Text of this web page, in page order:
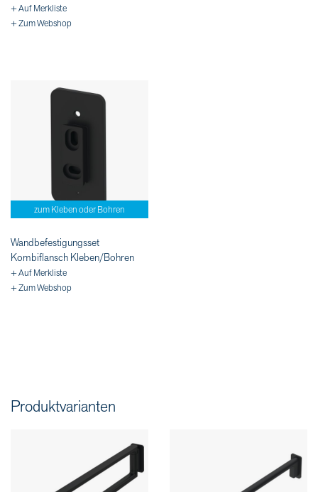
+ Auf Merkliste
+ Zum Webshop
zum Kleben oder Bohren
Wandbefestigungsset
Kombiflansch Kleben/Bohren
+ Auf Merkliste
+ Zum Webshop
Produktvarianten